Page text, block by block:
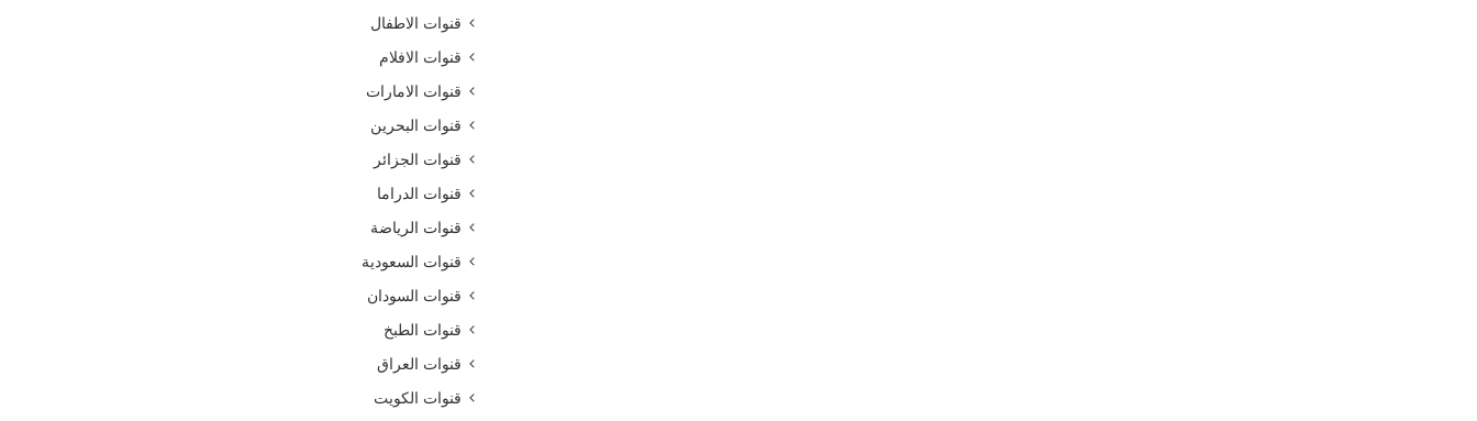
قنوات الاطفال
قنوات الافلام
قنوات الامارات
قنوات البحرين
قنوات الجزائر
قنوات الدراما
قنوات الرياضة
قنوات السعودية
قنوات السودان
قنوات الطبخ
قنوات العراق
قنوات الكويت